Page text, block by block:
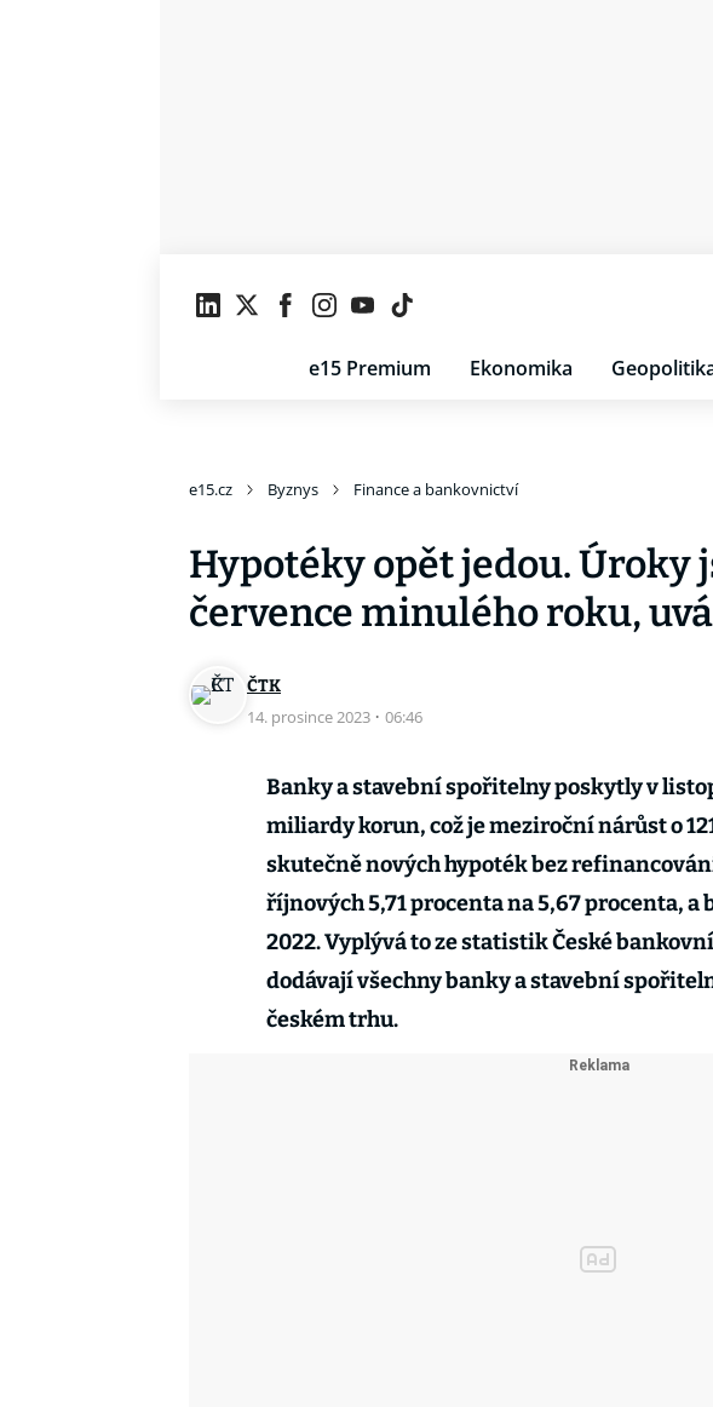
e15 Premium Ekonomika
e15.cz Byznys Finance a bankovnictví
Hypotéky opět jedou. Úroky
července minulého roku,
ČTK
14. prosince 2023 · 06:46
Banky a stavební spořitelny poskytly v
miliardy korun, což je meziroční nárůst o
skutečně nových hypoték bez
říjnových 5,71 procenta na 5,67 procenta, a
2022. Vyplývá to ze statistik České
dodávají všechny banky a stavební
českém trhu.